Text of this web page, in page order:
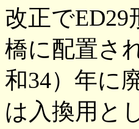
改正でED29
橋に配置さ
和34）年に
は入換用と